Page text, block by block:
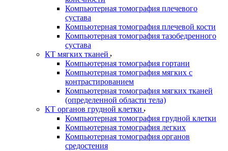
Компьютерная томография плечевого
сустава
Компьютерная томография плечевой кости
Компьютерная томография тазобедренного
сустава
КТ мягких тканей
Компьютерная томография гортани
Компьютерная томография мягких с
контрастированием
Компьютерная томография мягких тканей
(определенной области тела)
КТ органов грудной клетки
Компьютерная томография грудной клетки
Компьютерная томография легких
Компьютерная томография органов
средостения